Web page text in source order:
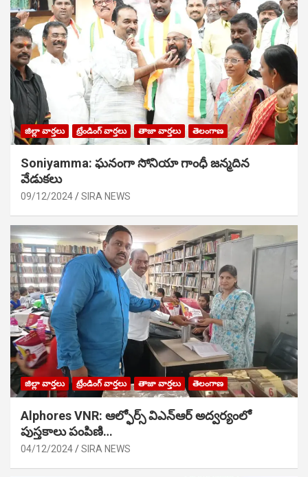
జిల్లా వార్తలు ట్రేండింగ్ వార్తలు తాజా వార్తలు తెలంగాణ
Soniyamma: ఘ‌నంగా సోనియా గాంధీ జ‌న్మ‌దిన
వేడుక‌లు
09/12/2024 SIRA NEWS
జిల్లా వార్తలు ట్రేండింగ్ వార్తలు తాజా వార్తలు తెలంగాణ
Alphores VNR: ఆల్ఫోర్స్ విఎన్ఆర్ అద్వర్యంలో
పుస్తకాలు పంపిణి…
04/12/2024 SIRA NEWS